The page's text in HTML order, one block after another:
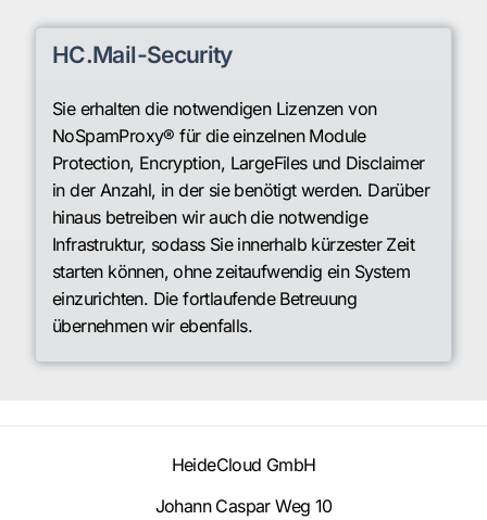
HC.Mail-Security
Sie erhalten die notwendigen Lizenzen von
NoSpamProxy® für die einzelnen Module
Protection, Encryption, LargeFiles und Disclaimer
in der Anzahl, in der sie benötigt werden. Darüber
hinaus betreiben wir auch die notwendige
Infrastruktur, sodass Sie innerhalb kürzester Zeit
starten können, ohne zeitaufwendig ein System
einzurichten. Die fortlaufende Betreuung
übernehmen wir ebenfalls.
HeideCloud GmbH
Johann Caspar Weg 10